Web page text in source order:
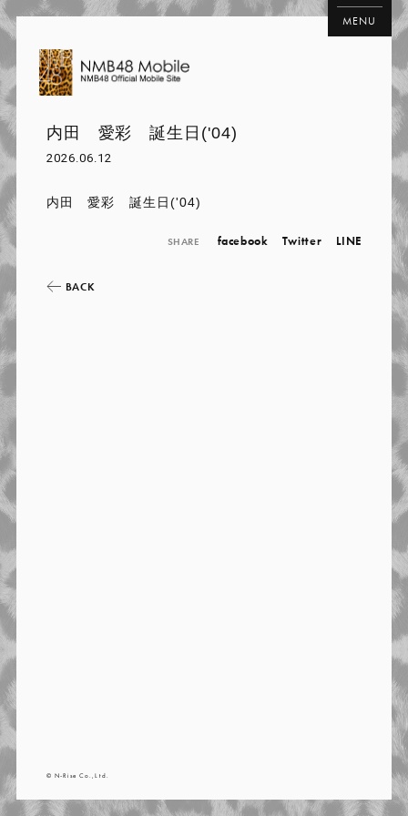
MENU
内田 愛彩 誕生日('04)
2026.06.12
内田 愛彩 誕生日('04)
SHARE facebook Twitter LINE
BACK